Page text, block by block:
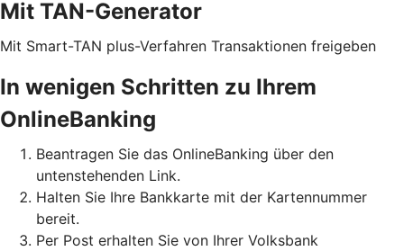
Mit TAN-Generator
Mit Smart-TAN plus-Verfahren Transaktionen freigeben
In wenigen Schritten zu Ihrem
OnlineBanking
Beantragen Sie das OnlineBanking über den
untenstehenden Link.
Halten Sie Ihre Bankkarte mit der Kartennummer
bereit.
Per Post erhalten Sie von Ihrer Volksbank